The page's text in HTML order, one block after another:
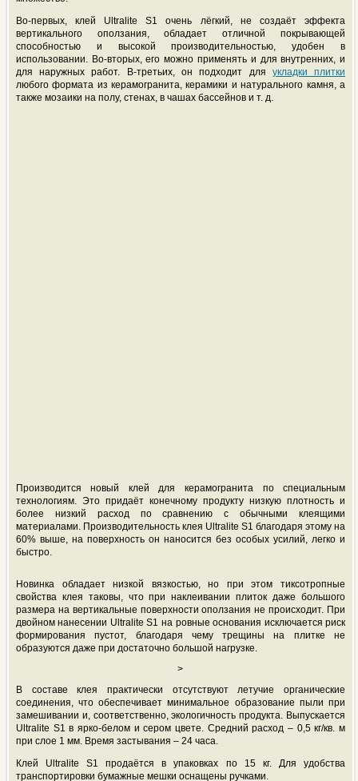
Во-первых, клей Ultralite S1 очень лёгкий, не создаёт эффекта
вертикального оползания, обладает отличной покрывающей
способностью и высокой производительностью, удобен в
использовании. Во-вторых, его можно применять и для внутренних, и
для наружных работ. В-третьих, он подходит для укладки плитки
любого формата из керамогранита, керамики и натурального камня, а
также мозаики на полу, стенах, в чашах бассейнов и т. д.
Производится новый клей для керамогранита по специальным
технологиям. Это придаёт конечному продукту низкую плотность и
более низкий расход по сравнению с обычными клеящими
материалами. Производительность клея Ultralite S1 благодаря этому на
60% выше, на поверхность он наносится без особых усилий, легко и
быстро.
Новинка обладает низкой вязкостью, но при этом тиксотропные
свойства клея таковы, что при наклеивании плиток даже большого
размера на вертикальные поверхности оползания не происходит. При
двойном нанесении Ultralite S1 на ровные основания исключается риск
формирования пустот, благодаря чему трещины на плитке не
образуются даже при достаточно большой нагрузке.
>
В составе клея практически отсутствуют летучие органические
соединения, что обеспечивает минимальное образование пыли при
замешивании и, соответственно, экологичность продукта. Выпускается
Ultralite S1 в ярко-белом и сером цвете. Средний расход – 0,5 кг/кв. м
при слое 1 мм. Время застывания – 24 часа.
Клей Ultralite S1 продаётся в упаковках по 15 кг. Для удобства
транспортировки бумажные мешки оснащены ручками.